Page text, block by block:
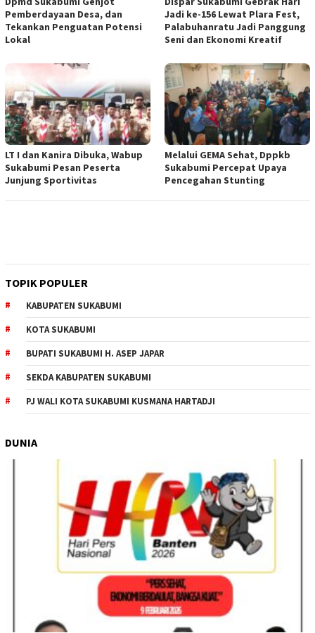
Pemberdayaan Desa, dan
Tekankan Penguatan Potensi
Lokal
Jadi ke-156 Lewat Plara Fest,
Palabuhanratu Jadi Panggung
Seni dan Ekonomi Kreatif
LT I dan Kanira Dibuka, Wabup
Sukabumi Pesan Peserta
Junjung Sportivitas
Melalui GEMA Sehat, Dppkb
Sukabumi Percepat Upaya
Pencegahan Stunting
TOPIK POPULER
KABUPATEN SUKABUMI
KOTA SUKABUMI
BUPATI SUKABUMI H. ASEP JAPAR
SEKDA KABUPATEN SUKABUMI
PJ WALI KOTA SUKABUMI KUSMANA HARTADJI
DUNIA